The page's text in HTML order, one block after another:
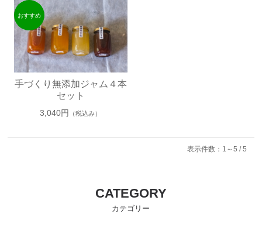
手づくり無添加ジャム４本
セット
3,040円 （税込み）
表示件数：1～5 / 5
CATEGORY
カテゴリー